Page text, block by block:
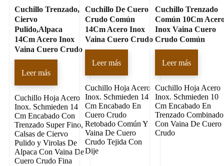
Cuchillo Trenzado,
Ciervo
Pulido,Alpaca
14Cm Acero Inox
Vaina Cuero Crudo
Leer más
Cuchillo Hoja Acero
Inox. Schmieden 14
Cm Encabado Con
Trenzado Super Fino,
Calsas de Ciervo
Pulido y Virolas De
Alpaca Con Vaina De
Cuero Crudo Fina
Cuchillo De Cuero
Crudo Común
14Cm Acero Inox
Vaina Cuero Crudo
Leer más
Cuchillo Hoja Acero
Inox. Schmieden 14
Cm Encabado En
Cuero Crudo
Retobado Común Y
Vaina De Cuero
Crudo Tejida Con
Dije
Cuchillo Trenzado
Común 10Cm
Inox Vaina Cuero
Crudo Común
Leer más
Cuchillo Hoja Acero
Inox. Schmieden 10
Cm Encabado En
Trenzado Combinado
Con Vaina De Cuero
Crudo